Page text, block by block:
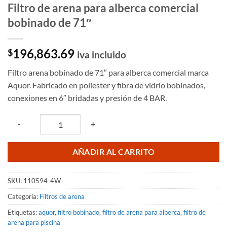
Filtro de arena para alberca comercial
bobinado de 71″
$196,863.69 iva incluido
Filtro arena bobinado de 71″ para alberca comercial marca
Aquor. Fabricado en poliester y fibra de vidrio bobinados,
conexiones en 6″ bridadas y presión de 4 BAR.
- +
AÑADIR AL CARRITO
SKU: 110594-4W
Categoría: Filtros de arena
Etiquetas:aquor, filtro bobinado, filtro de arena para alberca, filtro de
arena para piscina